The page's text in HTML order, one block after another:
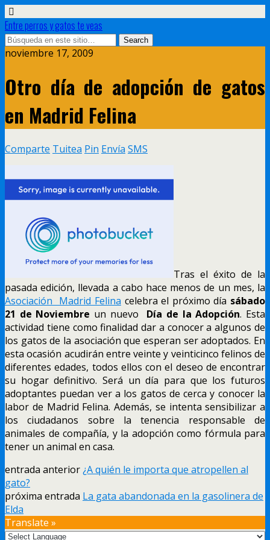
Entre perros y gatos te veas
noviembre 17, 2009
Otro día de adopción de gatos
en Madrid Felina
Comparte Tuitea Pin Envía SMS
Tras el éxito de la
pasada edición, llevada a cabo hace menos de un mes, la
Asociación Madrid Felina celebra el próximo día sábado
21 de Noviembre un nuevo Día de la Adopción. Esta
actividad tiene como finalidad dar a conocer a algunos de
los gatos de la asociación que esperan ser adoptados. En
esta ocasión acudirán entre veinte y veinticinco felinos de
diferentes edades, todos ellos con el deseo de encontrar
su hogar definitivo. Será un día para que los futuros
adoptantes puedan ver a los gatos de cerca y conocer la
labor de Madrid Felina. Además, se intenta sensibilizar a
los ciudadanos sobre la tenencia responsable de
animales de compañía, y la adopción como fórmula para
tener un animal en casa.
entrada anterior¿A quién le importa que atropellen al
gato?
próxima entrada La gata abandonada en la gasolinera de
Elda
Translate »